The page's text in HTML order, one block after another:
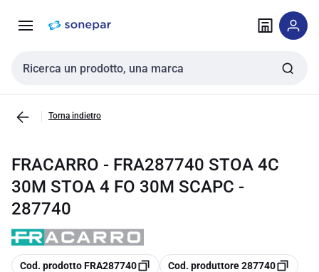
navigazione alla
Cerca input
Torna indietro
FRACARRO - FRA287740 STOA 4C
30M STOA 4 FO 30M SCAPC -
287740
copia
Cod. prodotto FRA287740 copia
Cod. produttore 287740